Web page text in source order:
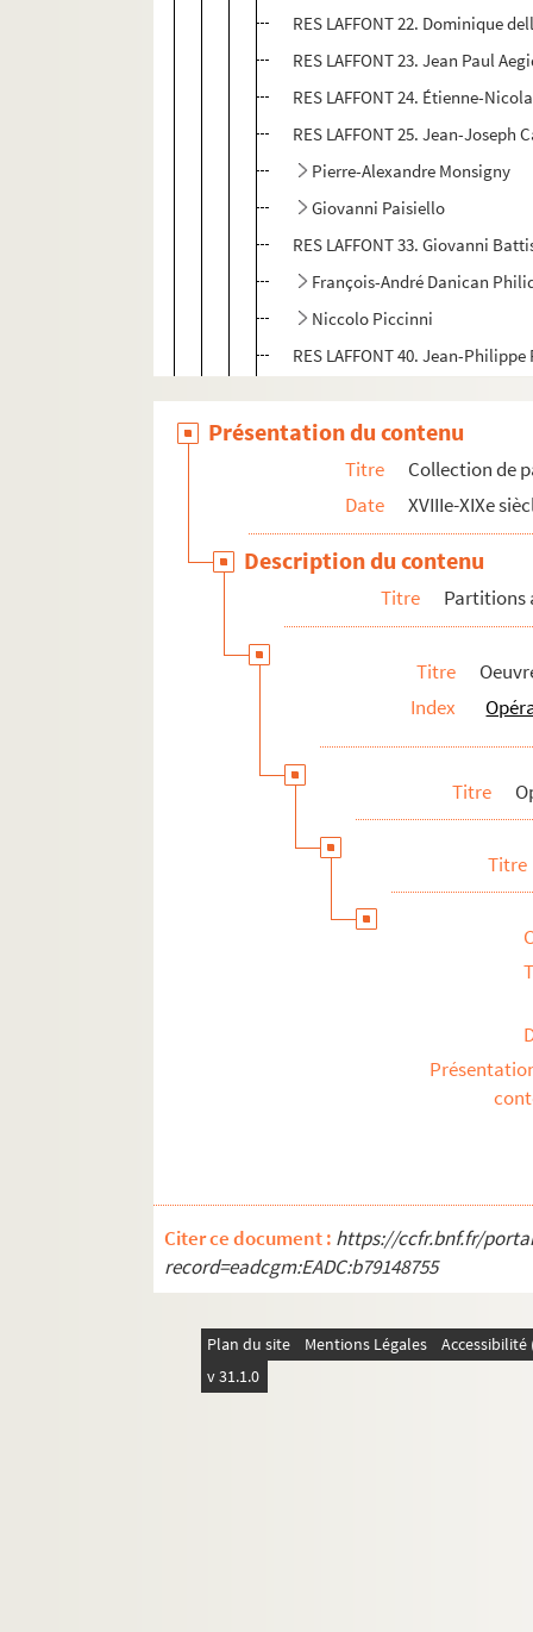
RES LAFFONT 22. Dominique
RES LAFFONT 23. Jean Paul
RES LAFFONT 24. Étienne-
RES LAFFONT 25. Jean-
Pierre-Alexandre Monsigny
Giovanni Paisiello
RES LAFFONT 33. Giovanni
François-André Danican
Niccolo Piccinni
RES LAFFONT 40. Jean-
Antonio Sacchini
RES LAFFONT 45.Le Tonnelier,
Mélanges d'opéras
Oeuvres en italien
Ariettes séparées
RES LAFFONT 110. Partition non
Symphonies, concertos et sonates
Chants patriotiques
Parties instrumentales isolées ou
Partitions contemporaines
Présentation du contenu
Titre
Collection de
Date
XVIIIe-XIXe
Description du contenu
Titre Partitions
Titre
Index
Titre
Titre
Citer ce document : https://ccfr.bnf.fr/
record=eadcgm:EADC:b79148755
Plan du site Mentions Légales
v 31.1.0